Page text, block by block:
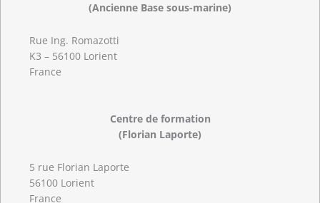
(Ancienne Base sous-marine)
Rue Ing. Romazotti
K3 – 56100 Lorient
France
Centre de formation
(Florian Laporte)
5 rue Florian Laporte
56100 Lorient
France